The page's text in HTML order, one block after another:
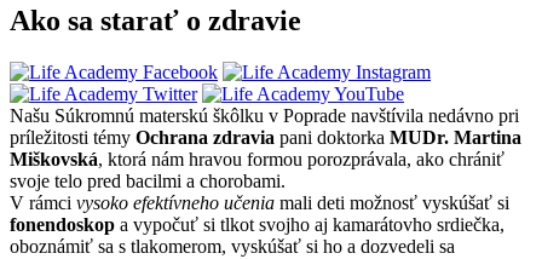
Ako sa starať o zdravie
Našu Súkromnú materskú škôlku v Poprade navštívila nedávno pri
príležitosti témy Ochrana zdravia pani doktorka MUDr. Martina
Miškovská, ktorá nám hravou formou porozprávala, ako chrániť
svoje telo pred bacilmi a chorobami.
V rámci vysoko efektívneho učenia mali deti možnosť vyskúšať si
fonendoskop a vypočuť si tlkot svojho aj kamarátovho srdiečka,
oboznámiť sa s tlakomerom, vyskúšať si ho a dozvedeli sa